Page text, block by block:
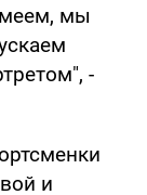
мы
-
и